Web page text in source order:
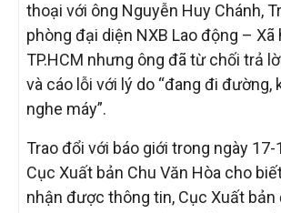
thoại với ông Nguyễn Huy Chánh,
phòng đại diện NXB Lao động – Xã
TP.HCM nhưng ông đã từ chối trả
và cáo lỗi với lý do “đang đi đường,
nghe máy”.
Trao đổi với báo giới trong ngày
Cục Xuất bản Chu Văn Hòa cho
nhận được thông tin, Cục Xuất bản